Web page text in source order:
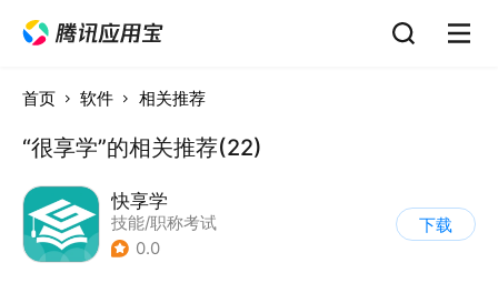
首页 软件 相关推荐
“很享学”的相关推荐(22)
快享学
技能/职称考试
0.0
下载